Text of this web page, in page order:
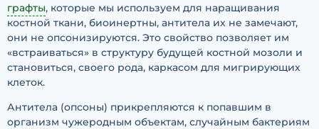
графты, которые мы используем для наращивания
костной ткани, биоинертны, антитела их не замечают,
они не опсонизируются. Это свойство позволяет им
«встраиваться» в структуру будущей костной мозоли и
становиться, своего рода, каркасом для мигрирующих
клеток.
Антитела (опсоны) прикрепляются к попавшим в
организм чужеродным объектам, случайным бактериям